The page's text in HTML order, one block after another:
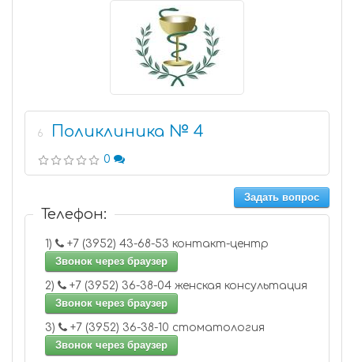
6 Поликлиника № 4
0
Задать вопрос
Телефон:
1)
+7 (3952) 43-68-53 контакт-центр
Звонок через браузер
2)
+7 (3952) 36-38-04 женская консультация
Звонок через браузер
3)
+7 (3952) 36-38-10 стоматология
Звонок через браузер